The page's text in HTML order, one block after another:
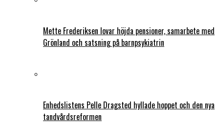
Mette Frederiksen lovar höjda pensioner, samarbete med
Grönland och satsning på barnpsykiatrin
Enhedslistens Pelle Dragsted hyllade hoppet och den nya
tandvårdsreformen